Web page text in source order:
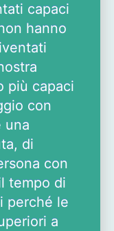
capaci
hanno
più capaci
con
una
di
con
tempo di
perché le
a